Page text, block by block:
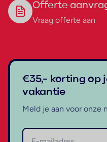
Offerte
Vraag offerte aan
€35,- korting op
vakantie
Meld je aan voor onze